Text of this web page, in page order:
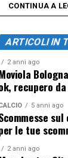
CONTINUA A
ARTICOLI IN
2 anni ago
recupero
5 anni ago
le tue
2 anni ago